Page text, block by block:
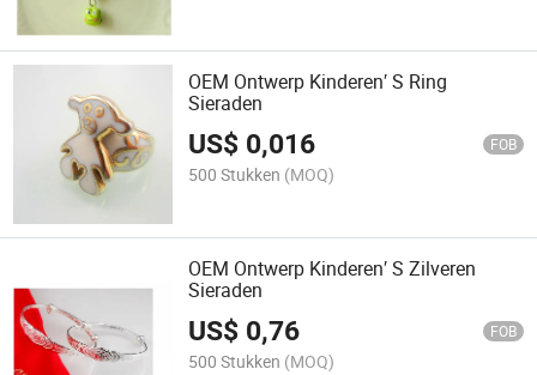
OEM Ontwerp Kinderen′ S Ring
Sieraden
US$ 0,016 FOB
500 Stukken (MOQ)
OEM Ontwerp Kinderen′ S Zilveren
Sieraden
US$ 0,76 FOB
500 Stukken (MOQ)